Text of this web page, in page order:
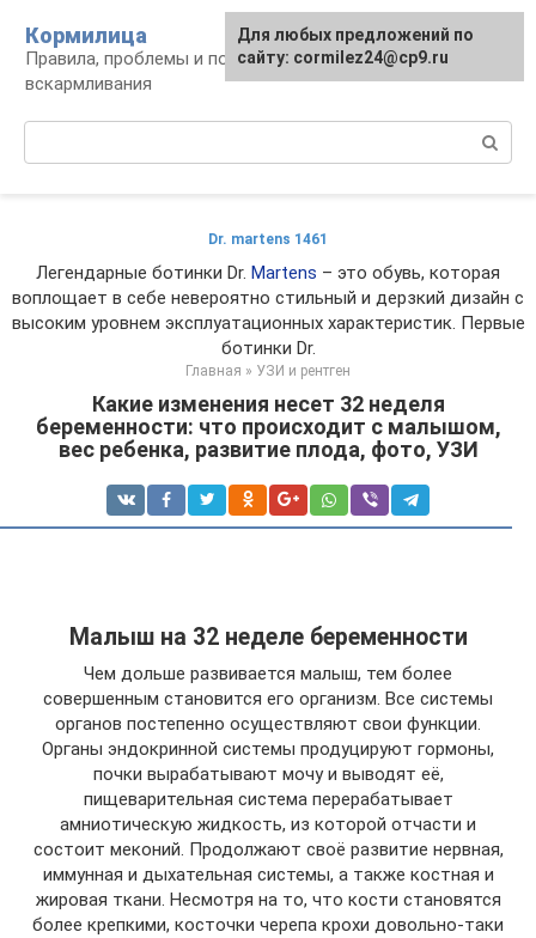
контенту
Кормилица
Правила, проблемы и польза грудного
вскармливания
Dr. martens 1461
Легендарные ботинки Dr. Martens – это обувь, которая
воплощает в себе невероятно стильный и дерзкий дизайн с
высоким уровнем эксплуатационных характеристик. Первые
ботинки Dr.
Главная » УЗИ и рентген
Какие изменения несет 32 неделя
беременности: что происходит с малышом,
вес ребенка, развитие плода, фото, УЗИ
Малыш на 32 неделе беременности
Чем дольше развивается малыш, тем более
совершенным становится его организм. Все системы
органов постепенно осуществляют свои функции.
Органы эндокринной системы продуцируют гормоны,
почки вырабатывают мочу и выводят её,
пищеварительная система перерабатывает
амниотическую жидкость, из которой отчасти и
состоит меконий. Продолжают своё развитие нервная,
иммунная и дыхательная системы, а также костная и
жировая ткани. Несмотря на то, что кости становятся
более крепкими, косточки черепа крохи довольно-таки
Для любых предложений по
сайту: cormilez24@cp9.ru